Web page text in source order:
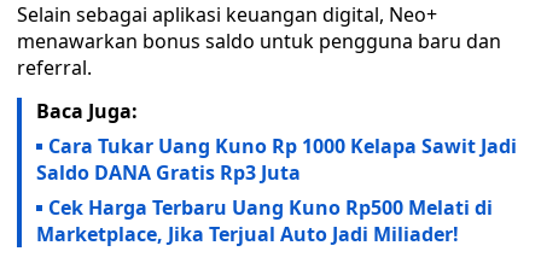
Selain sebagai aplikasi keuangan digital, Neo+
menawarkan bonus saldo untuk pengguna baru dan
referral.
Baca Juga:
Cara Tukar Uang Kuno Rp 1000 Kelapa Sawit Jadi
Saldo DANA Gratis Rp3 Juta
Cek Harga Terbaru Uang Kuno Rp500 Melati di
Marketplace, Jika Terjual Auto Jadi Miliader!